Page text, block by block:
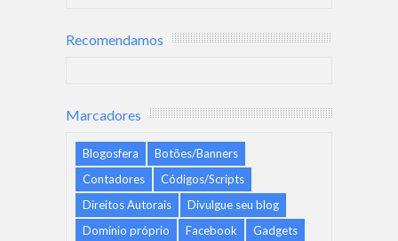
Recomendamos
Marcadores
Blogosfera
Botões/Banners
Contadores
Códigos/Scripts
Direitos Autorais
Divulgue seu blog
Domínio próprio
Facebook
Gadgets